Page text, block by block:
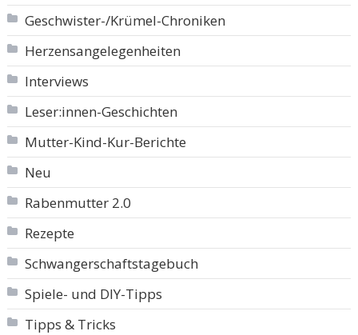
Geschwister-/Krümel-Chroniken
Herzensangelegenheiten
Interviews
Leser:innen-Geschichten
Mutter-Kind-Kur-Berichte
Neu
Rabenmutter 2.0
Rezepte
Schwangerschaftstagebuch
Spiele- und DIY-Tipps
Tipps & Tricks